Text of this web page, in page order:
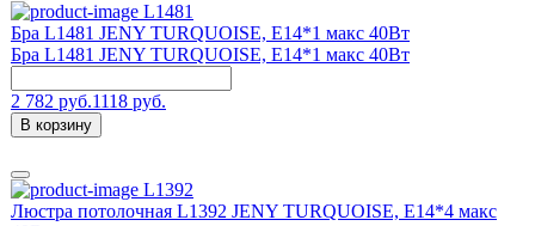
L1481
Бра L1481 JENY TURQUOISE, E14*1 макс 40Вт
Бра L1481 JENY TURQUOISE, E14*1 макс 40Вт
2 782 руб.1118 руб.
В корзину
L1392
Люстра потолочная L1392 JENY TURQUOISE, E14*4 макс